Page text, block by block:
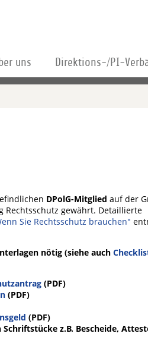
uns Direktions-/PI-
DPolG-Mitglied auf der
gewährt. Detaillierte
Sie Rechtsschutz brauchen"
nötig (siehe auch
(PDF)
(PDF)
(PDF)
z.B. Bescheide,